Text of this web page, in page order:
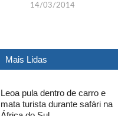
14/03/2014
Mais Lidas
Leoa pula dentro de carro e
mata turista durante safári na